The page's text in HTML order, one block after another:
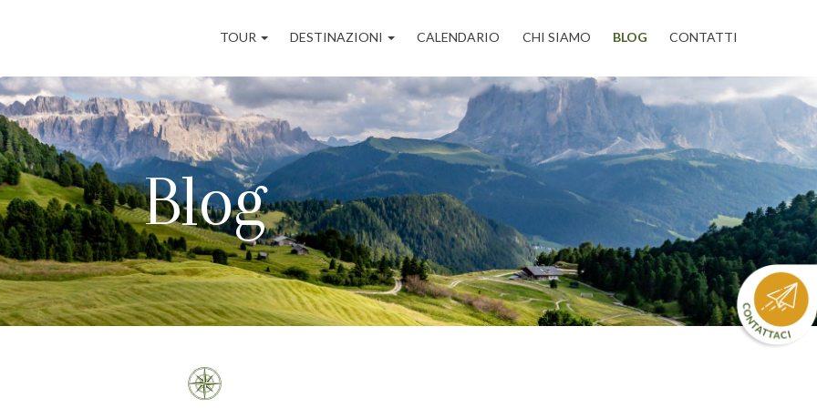
Navigazione
principale
TOUR DESTINAZIONI CALENDARIO CHI SIAMO BLOG CONTATTI
Blog